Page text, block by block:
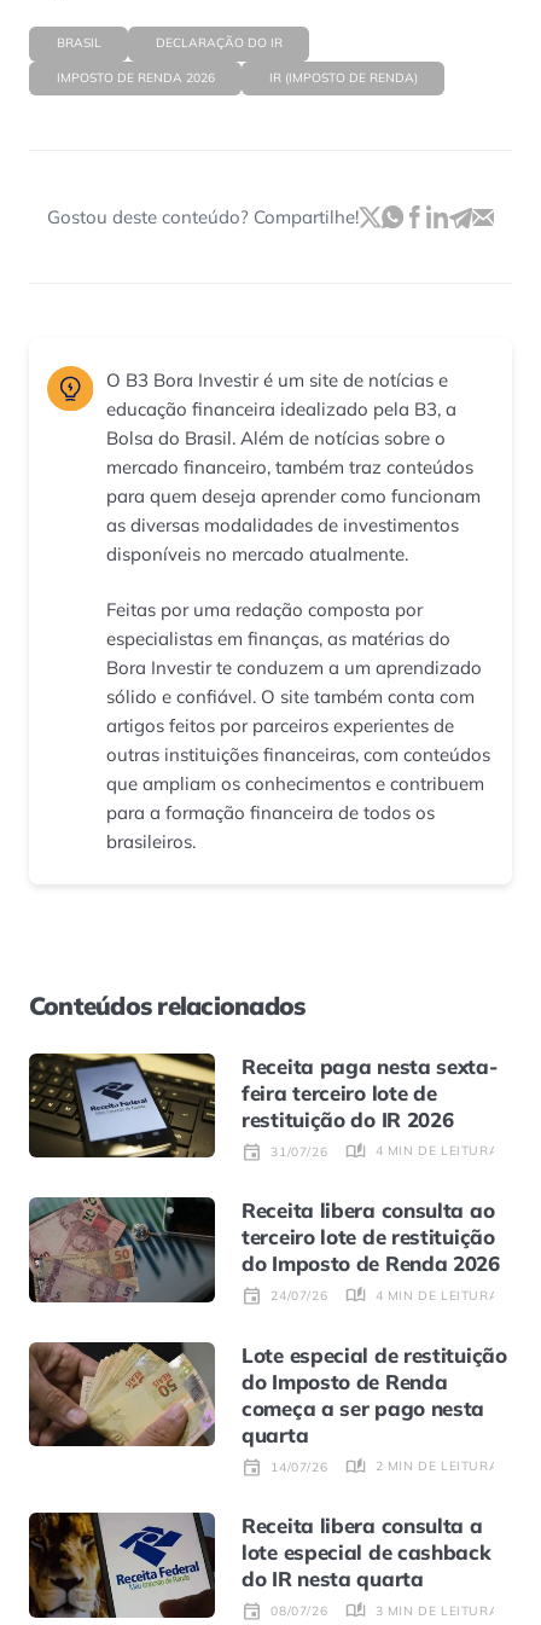
BRASIL DECLARAÇÃO DO IR
IMPOSTO DE RENDA 2026 IR (IMPOSTO DE RENDA)
Gostou deste conteúdo? Compartilhe!
O B3 Bora Investir é um site de notícias e
educação financeira idealizado pela B3, a
Bolsa do Brasil. Além de notícias sobre o
mercado financeiro, também traz conteúdos
para quem deseja aprender como funcionam
as diversas modalidades de investimentos
disponíveis no mercado atualmente.
Feitas por uma redação composta por
especialistas em finanças, as matérias do
Bora Investir te conduzem a um aprendizado
sólido e confiável. O site também conta com
artigos feitos por parceiros experientes de
outras instituições financeiras, com conteúdos
que ampliam os conhecimentos e contribuem
para a formação financeira de todos os
brasileiros.
Conteúdos relacionados
Receita paga nesta sexta-
feira terceiro lote de
restituição do IR 2026
31/07/26 4 MIN DE LEITURA
Receita libera consulta ao
terceiro lote de restituição
do Imposto de Renda 2026
24/07/26 4 MIN DE LEITURA
Lote especial de restituição
do Imposto de Renda
começa a ser pago nesta
quarta
14/07/26 2 MIN DE LEITURA
Receita libera consulta a
lote especial de cashback
do IR nesta quarta
08/07/26 3 MIN DE LEITURA